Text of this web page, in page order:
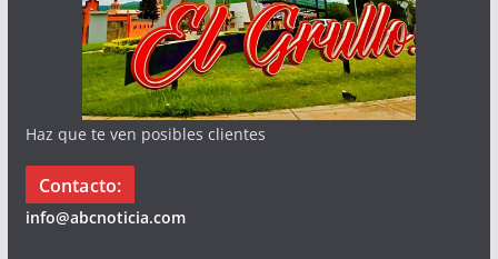
Haz que te ven posibles clientes
Contacto:
info@abcnoticia.com